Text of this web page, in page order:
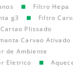
Filtro Hepa
g3
Filtro
Plissado
Carvao Ativado
de Ambiente
Eletrico